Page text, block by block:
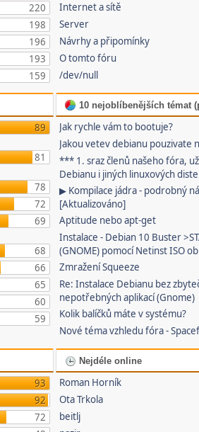
220
198
196
193
159
Internet a sítě
Server
Návrhy a připomínky
O tomto fóru
/dev/null
89
81
78
72
69
68
66
65
60
59
10 nejoblíbenějších témat
Jak rychle vám to bootuje?
Jakou vetev debianu pouzivate
*** 1. sraz členů našeho fóra,
Debianu i jiných linuxových
▶ Kompilace jádra - podrobný
[Aktualizováno]
Aptitude nebo apt-get
Instalace - Debian 10 Buster
(GNOME) pomocí Netinst ISO
Zmražení Squeeze
Re: Instalace Debianu bez
nepotřebných aplikací (Gnome)
Kolik balíčků máte v systému?
Nové téma vzhledu fóra -
93
92
72
Nejdéle online
Roman Horník
Ota Trkola
beitlj